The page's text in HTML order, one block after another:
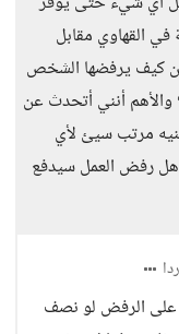
يعمل شيفت 12 ساعة في القهاوي مقابل
ولكن كيف يرفضها الشخص
أنني أتحدث عن
إسلام ترى مثلًا أن 10000 جنيه مرتب سيئ لأي
هل رفض العمل سيدفع
على الرفض لو نصف